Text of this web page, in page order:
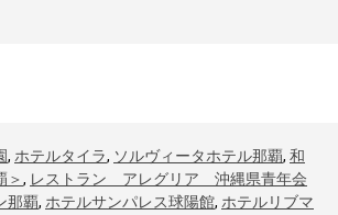
, ホテルタイラ, ソルヴィータホテル那覇, 和
＞, レストラン アレグリア 沖縄県青年会
那覇, ホテルサンパレス球陽館, ホテルリブマ